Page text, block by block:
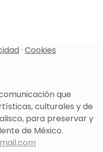
· Cookies
que
culturales y de
para preservar y
de México.